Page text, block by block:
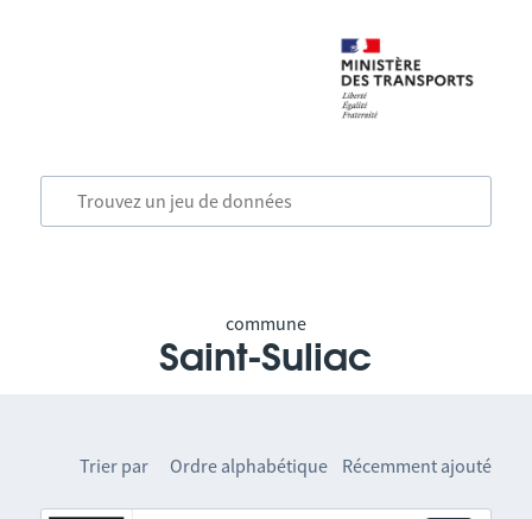
commune
Saint-Suliac
Trier par Ordre alphabétique Récemment ajouté